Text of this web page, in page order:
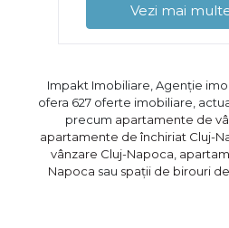
Vezi mai
Impakt Imobiliare, Agenție
ofera 627 oferte imobiliare,
precum apartamente de
apartamente de închiriat Cluj-
vânzare Cluj-Napoca
Napoca sau spații de birouri